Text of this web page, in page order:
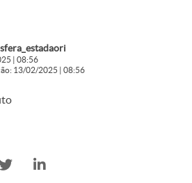
| 08:56
13/02/2025 | 08:56